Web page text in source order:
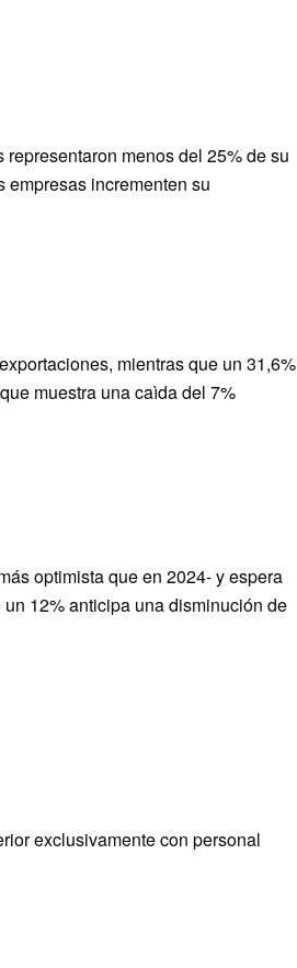
menos del 25% de su
empresas incrementen su
mientras que un 31,6%
muestra una caìda del 7%
optimista que en 2024- y espera
12% anticipa una disminución de
exclusivamente con personal